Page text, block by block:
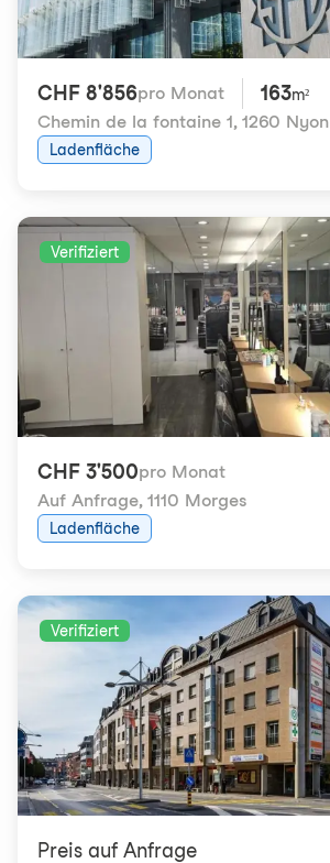
CHF 8'856pro Monat 163m²
Chemin de la fontaine 1, 1260 Nyon
Ladenfläche
Verifiziert
CHF 3'500pro Monat
Auf Anfrage, 1110 Morges
Ladenfläche
Verifiziert
Preis auf Anfrage